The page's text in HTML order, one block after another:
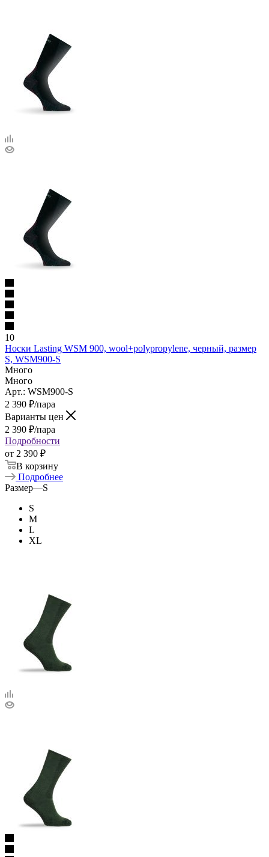
10
Носки Lasting WSM 900, wool+polypropylene, черный, размер
S, WSM900-S
Много
Много
Арт.: WSM900-S
2 390 ₽/пара
Варианты цен
2 390 ₽/пара
Подробности
от 2 390 ₽
В корзину
Подробнее
Размер—S
S
M
L
XL